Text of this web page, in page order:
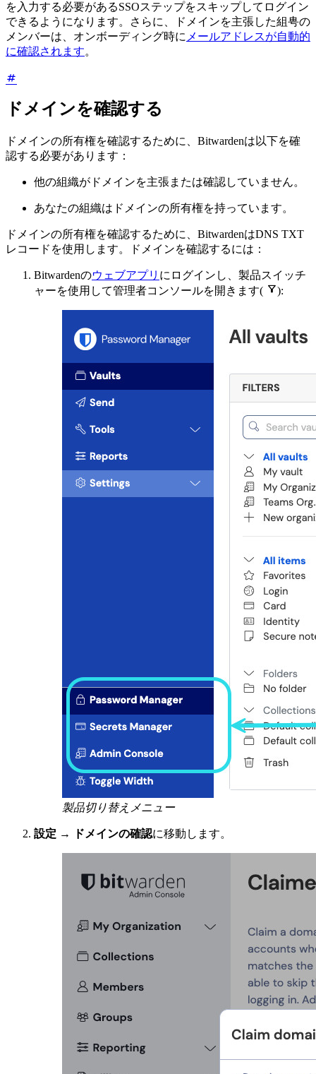
を入力する必要があるSSOステップをスキップしてログイン
できるようになります。さらに、ドメインを主張した組甹の
メンバーは、オンボーディング時に メールアドレスが自動的
に確認されます。
ドメインを確認する
ドメインの所有権を確認するために、Bitwardenは以下を確
認する必要があります：
他の組織がドメインを主張または確認していません。
あなたの組織はドメインの所有権を持っています。
ドメインの所有権を確認するために、BitwardenはDNS TXT
レコードを使用します。ドメインを確認するには：
Bitwardenのウェブアプリ にログインし、製品スイッチ
ャーを使用して管理者コンソールを開きます( ):
製品切り替えメニュー
設定 → ドメインの確認に移動します。